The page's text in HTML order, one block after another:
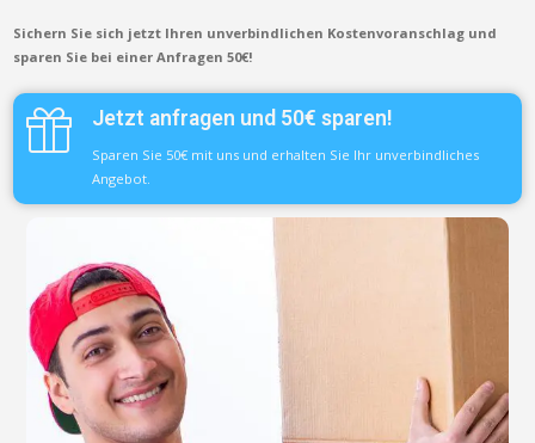
Sichern Sie sich jetzt Ihren unverbindlichen Kostenvoranschlag und
sparen Sie bei einer Anfragen 50€!
Jetzt anfragen und 50€ sparen!
Sparen Sie 50€ mit uns und erhalten Sie Ihr unverbindliches
Angebot.